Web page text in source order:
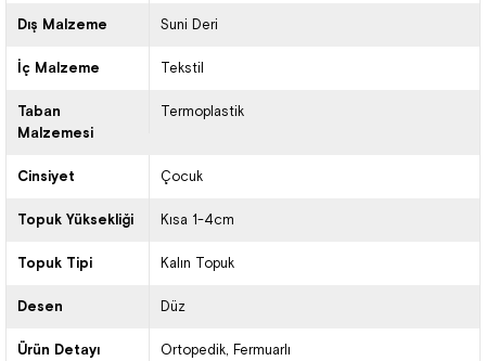
Dış Malzeme Suni Deri
İç Malzeme Tekstil
Taban
Malzemesi
Termoplastik
Cinsiyet Çocuk
Topuk Yüksekliği Kısa 1-4cm
Topuk Tipi Kalın Topuk
Desen Düz
Ürün Detayı Ortopedik Fermuarlı